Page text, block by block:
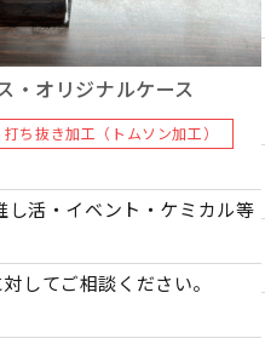
・オリジナルケース
打ち抜き加工（トムソン加工）
し活・イベント・ケミカル等
してご相談ください。